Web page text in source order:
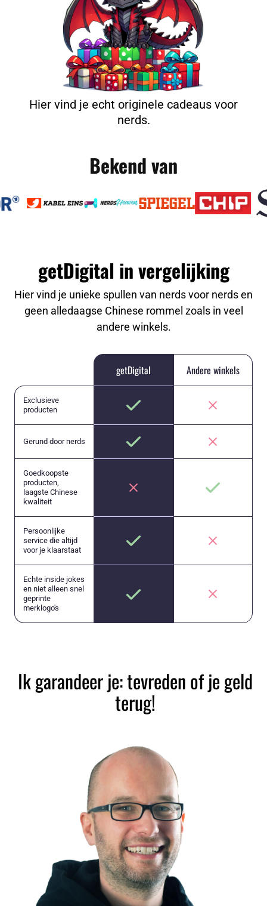
Hier vind je echt originele cadeaus voor
nerds.
Bekend van
getDigital in vergelijking
Hier vind je unieke spullen van nerds voor nerds en
geen alledaagse Chinese rommel zoals in veel
andere winkels.
getDigital Andere winkels
Exclusieve
producten
Gerund door nerds
Goedkoopste
producten,
laagste Chinese
kwaliteit
Persoonlijke
service die altijd
voor je klaarstaat
Echte inside jokes
en niet alleen snel
geprinte
merklogo's
Ik garandeer je: tevreden of je geld
terug!